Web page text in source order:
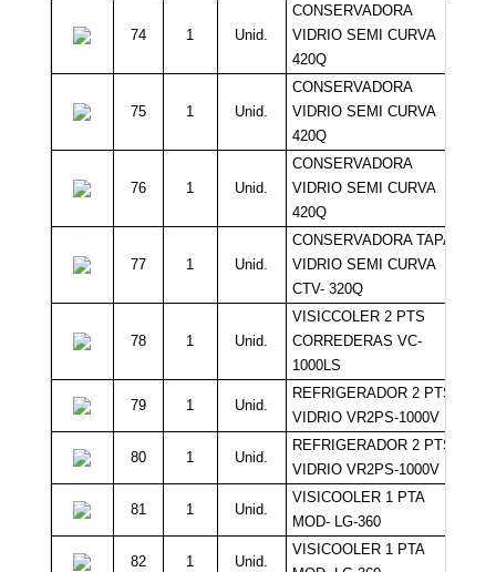
74 1 Unid.
CONSERVADORA
VIDRIO SEMI CURVA
420Q
75 1 Unid.
CONSERVADORA
VIDRIO SEMI CURVA
420Q
76 1 Unid.
CONSERVADORA
VIDRIO SEMI CURVA
420Q
77 1 Unid.
CONSERVADORA TAPA
VIDRIO SEMI CURVA
CTV- 320Q
78 1 Unid.
VISICCOLER 2 PTS
CORREDERAS VC-
1000LS
79 1 Unid.
REFRIGERADOR 2 PTS
VIDRIO VR2PS-1000V
80 1 Unid.
REFRIGERADOR 2 PTS
VIDRIO VR2PS-1000V
81 1 Unid.
VISICOOLER 1 PTA
MOD- LG-360
82 1 Unid.
VISICOOLER 1 PTA